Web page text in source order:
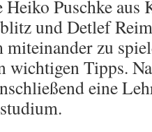
Puschke aus
und Detlef
zu
wichtigen Tipps.
eine